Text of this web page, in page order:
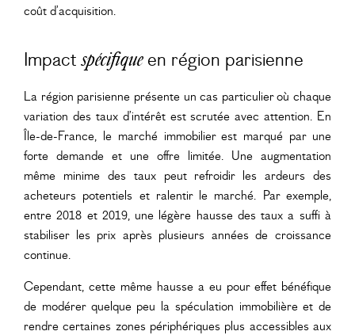
coût d’acquisition.
Impactspécifiqueen région parisienne
La région parisienne présente un cas particulier où chaque
variation des taux d’intérêt est scrutée avec attention. En
Île-de-France, le marché immobilier est marqué par une
forte demande et une offre limitée. Une augmentation
même minime des taux peut refroidir les ardeurs des
acheteurs potentiels et ralentir le marché. Par exemple,
entre 2018 et 2019, une légère hausse des taux a suffi à
stabiliser les prix après plusieurs années de croissance
continue.
Cependant, cette même hausse a eu pour effet bénéfique
de modérer quelque peu la spéculation immobilière et de
rendre certaines zones périphériques plus accessibles aux